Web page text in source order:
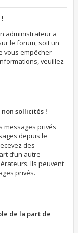
administrateur a
le forum, soit un
vous empêcher
veuillez
sollicités !
messages privés
depuis le
des
d’un autre
Ils peuvent
privés.
de la part de